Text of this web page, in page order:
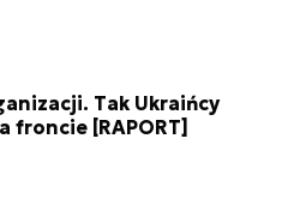
Tak Ukraińcy
froncie [RAPORT]